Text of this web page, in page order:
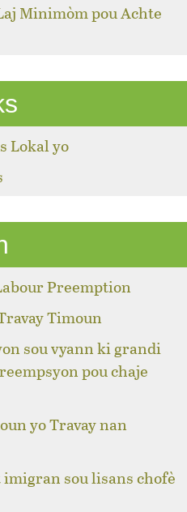
Minimòm pou Achte
Lokal yo
Preemption
Timoun
sou vyann ki grandi
pou chaje
yo Travay nan
imigran sou lisans chofè